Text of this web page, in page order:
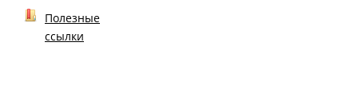
Полезные
ссылки